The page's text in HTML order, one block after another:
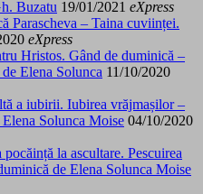
Buzatu 19/01/2021 eXpress
Parascheva – Taina cuviinței.
eXpress
Hristos. Gând de duminică –
Elena Solunca 11/10/2020
a iubirii. Iubirea vrăjmașilor –
Solunca Moise 04/10/2020
la ascultare. Pescuirea
de Elena Solunca Moise